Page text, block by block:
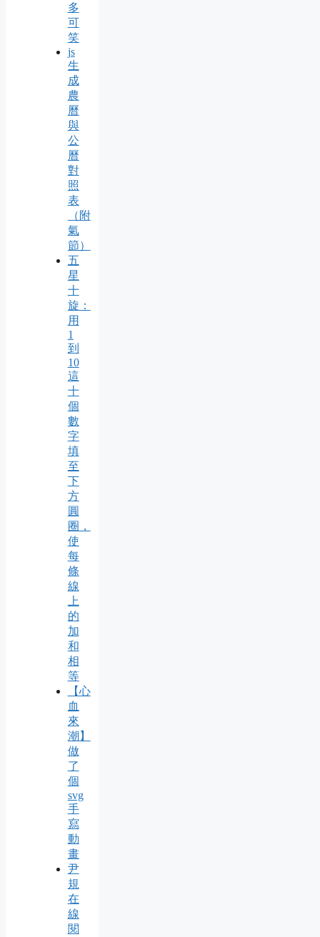
多
可
笑
js
生
成
農
曆
與
公
曆
對
照
表
（附
氣
節）
五
星
十
旋：
用
1
到
10
這
十
個
數
字
填
至
下
方
圓
圈，
使
每
條
線
上
的
加
和
相
等
【心
血
來
潮】
做
了
個
svg
手
寫
動
畫
尹
規
在
線
閱